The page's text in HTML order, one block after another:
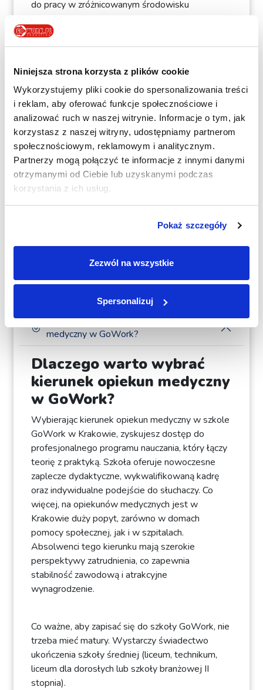
Niniejsza strona korzysta z plików cookie
Wykorzystujemy pliki cookie do spersonalizowania treści
i reklam, aby oferować funkcje społecznościowe i
analizować ruch w naszej witrynie. Informacje o tym, jak
korzystasz z naszej witryny, udostępniamy partnerom
społecznościowym, reklamowym i analitycznym.
Partnerzy mogą połączyć te informacje z innymi danymi
otrzymanymi od Ciebie lub uzyskanymi podczas
korzystania z ich usług.
Pokaż szczegóły
Zezwól na wszystkie
Spersonalizuj
do pracy w zróżnicowanym środowisku
wynagrodzenie opiekunów medycznych może
sięgaćnawet 8 tys. zł brutto miesięcznie,
kolei zagranicą, np w Niemczech, ich zarobki mogą
przekraczaćnawet 10 tys. zł miesięcznie.
Aby jednak móc pracować w miejscach, w
którym codziennie ma się kontakt z osobami
chorymi, należy odznaczać się wysoką empatią
oraz wrażliwością na potrzeby innych. Ważne są
również umiejętności komunikacyjne i cierpliwość,
ponieważ praca z osobami w różnym stanie
zdrowia wymaga delikatności. Jednocześnie,
radzić sobie z trudnymi sytuacjami, oraz siłą
wspiera ich w codziennych czynnościach.
medyczny w GoWork?
Dlaczego warto wybrać
kierunek opiekun medyczny
w GoWork?
Wybierając kierunek opiekun medyczny w szkole
GoWork w Krakowie, zyskujesz dostęp do
profesjonalnego programu nauczania, który łączy
teorię z praktyką. Szkoła oferuje nowoczesne
zaplecze dydaktyczne, wykwalifikowaną kadrę
oraz indywidualne podejście do słuchaczy. Co
więcej, na opiekunów medycznych jest w
Krakowie duży popyt, zarówno w domach
pomocy społecznej, jak i w szpitalach.
Absolwenci tego kierunku mają szerokie
perspektywy zatrudnienia, co zapewnia
stabilność zawodową i atrakcyjne
wynagrodzenie.
Co ważne, aby zapisać się do szkoły GoWork, nie
trzeba mieć matury. Wystarczy świadectwo
ukończenia szkoły średniej (liceum, technikum,
liceum dla dorosłych lub szkoły branżowej II
stopnia).